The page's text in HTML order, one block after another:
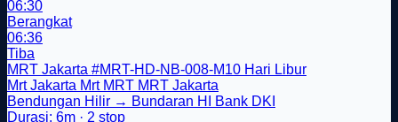
06:30
Berangkat
06:36
Tiba
MRT Jakarta #MRT-HD-NB-008-M10 Hari Libur
Mrt Jakarta Mrt MRT MRT Jakarta
Bendungan Hilir → Bundaran HI Bank DKI
Durasi: 6m · 2 stop